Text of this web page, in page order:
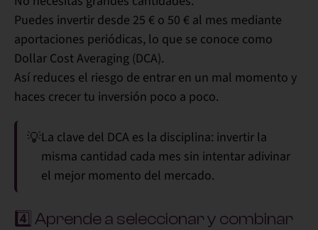
Puedes invertir desde 25 € o 50 € al mes mediante
aportaciones periódicas, lo que se conoce como
Dollar Cost Averaging (DCA).
Así reduces el riesgo de entrar en un mal momento y
haces crecer tu inversión poco a poco.
💡La clave del DCA es la disciplina: invertir la
misma cantidad cada mes sin intentar adivinar
el mejor momento del mercado.
4️⃣ Aprende a seleccionar y combinar